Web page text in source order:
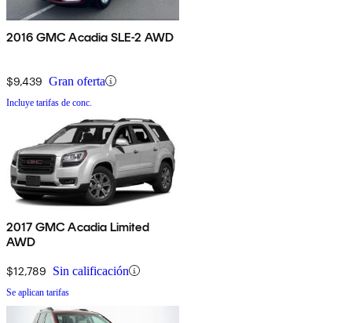
2016 GMC Acadia SLE-2 AWD
$9,439 Gran oferta
Incluye tarifas de conc.
2017 GMC Acadia Limited
AWD
$12,789 Sin calificación
Se aplican tarifas